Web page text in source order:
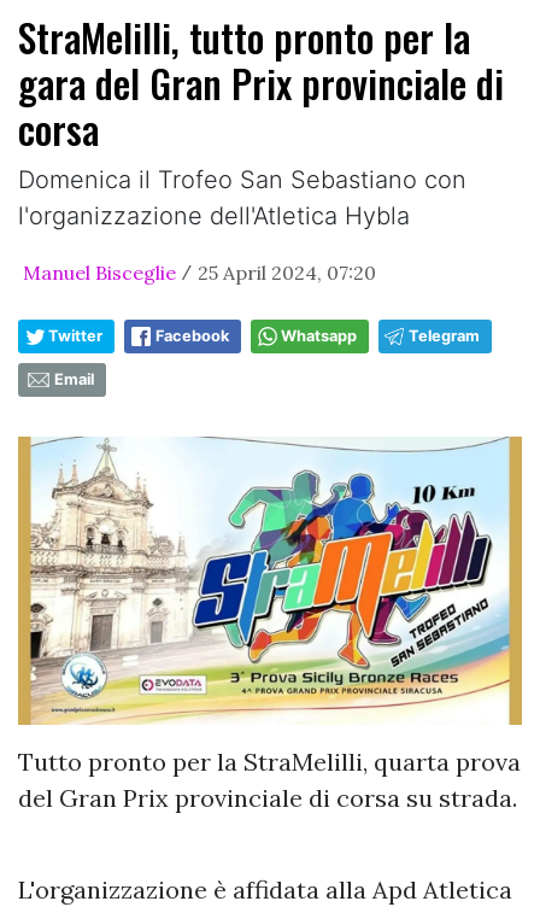
StraMelilli, tutto pronto per la
gara del Gran Prix provinciale di
corsa
Domenica il Trofeo San Sebastiano con
l'organizzazione dell'Atletica Hybla
Manuel Bisceglie / 25 April 2024, 07:20
Twitter Facebook Whatsapp Telegram
Email
Tutto pronto per la StraMelilli, quarta prova
del Gran Prix provinciale di corsa su strada.
L'organizzazione è affidata alla Apd Atletica